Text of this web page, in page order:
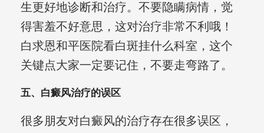
生更好地诊断和治疗。不要隐瞒病情，觉
得害羞不好意思，这对治疗非常不利哦！
白求恩和平医院看白斑挂什么科室，这个
关键点大家一定要记住，不要走弯路了。
五、白癜风治疗的误区
很多朋友对白癜风的治疗存在很多误区，